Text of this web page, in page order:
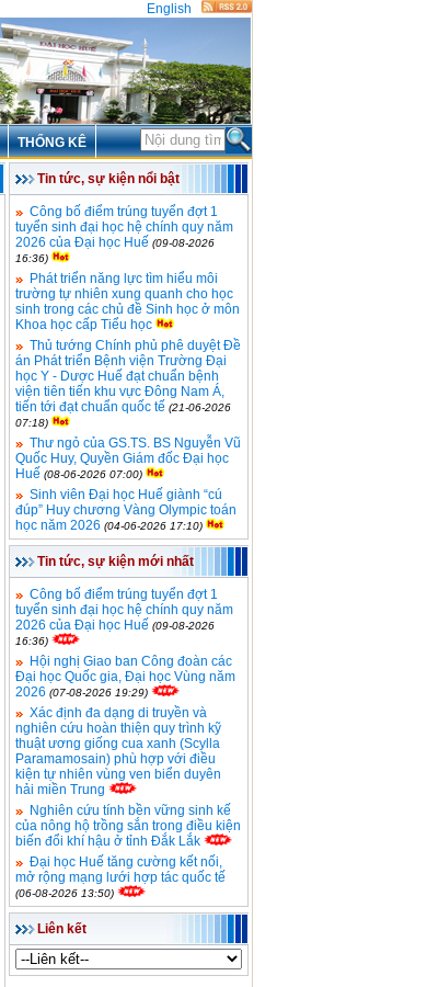
English
THỐNG KÊ
Tin tức, sự kiện nổi bật
Công bố điểm trúng tuyển đợt 1
tuyển sinh đại học hệ chính quy năm
2026 của Đại học Huế (09-08-2026
16:36)
Phát triển năng lực tìm hiểu môi
trường tự nhiên xung quanh cho học
sinh trong các chủ đề Sinh học ở môn
Khoa học cấp Tiểu học
Thủ tướng Chính phủ phê duyệt Đề
án Phát triển Bệnh viện Trường Đại
học Y - Dược Huế đạt chuẩn bệnh
viện tiên tiến khu vực Đông Nam Á,
tiến tới đạt chuẩn quốc tế (21-06-2026
07:18)
Thư ngỏ của GS.TS. BS Nguyễn Vũ
Quốc Huy, Quyền Giám đốc Đại học
Huế (08-06-2026 07:00)
Sinh viên Đại học Huế giành “cú
đúp” Huy chương Vàng Olympic toán
học năm 2026 (04-06-2026 17:10)
Tin tức, sự kiện mới nhất
Công bố điểm trúng tuyển đợt 1
tuyển sinh đại học hệ chính quy năm
2026 của Đại học Huế (09-08-2026
16:36)
Hội nghị Giao ban Công đoàn các
Đại học Quốc gia, Đại học Vùng năm
2026 (07-08-2026 19:29)
Xác định đa dạng di truyền và
nghiên cứu hoàn thiện quy trình kỹ
thuật ương giống cua xanh (Scylla
Paramamosain) phù hợp với điều
kiện tự nhiên vùng ven biển duyên
hải miền Trung
Nghiên cứu tính bền vững sinh kế
của nông hộ trồng sắn trong điều kiện
biến đổi khí hậu ở tỉnh Đắk Lắk
Đại học Huế tăng cường kết nối,
mở rộng mạng lưới hợp tác quốc tế
(06-08-2026 13:50)
Liên kết